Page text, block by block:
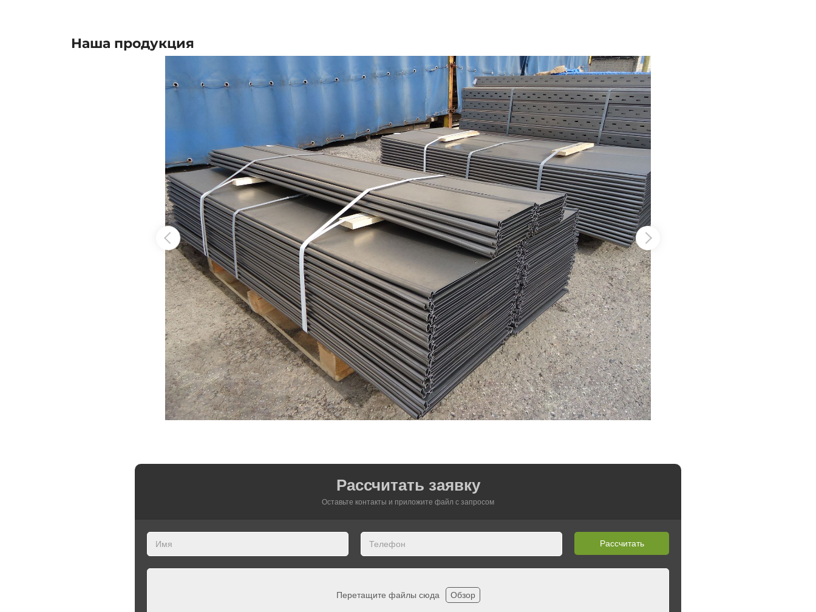
Наша продукция
Рассчитать заявку
Оставьте контакты и приложите файл c запросом
Рассчитать
Перетащите файлы сюда Обзор